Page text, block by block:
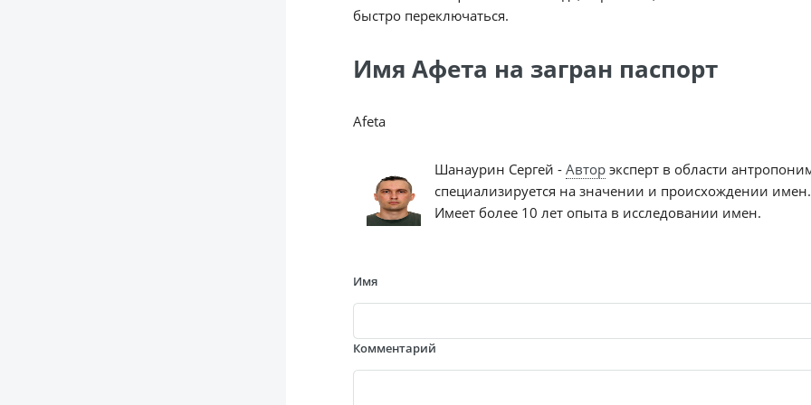
быстро переключаться.
Имя Афета на загран паспорт
Afeta
Шанаурин Сергей - Авторэксперт в области
специализируется на значении и происхождении имен.
Имеет более 10 лет опыта в исследовании имен.
Имя
Комментарий